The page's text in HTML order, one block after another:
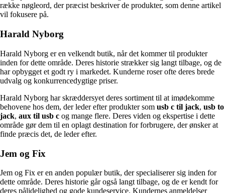
række nøgleord, der præcist beskriver de produkter, som denne artikel
vil fokusere på.
Harald Nyborg
Harald Nyborg er en velkendt butik, når det kommer til produkter
inden for dette område. Deres historie strækker sig langt tilbage, og de
har opbygget et godt ry i markedet. Kunderne roser ofte deres brede
udvalg og konkurrencedygtige priser.
Harald Nyborg har skræddersyet deres sortiment til at imødekomme
behovene hos dem, der leder efter produkter som usb c til jack, usb to
jack, aux til usb c og mange flere. Deres viden og ekspertise i dette
område gør dem til en oplagt destination for forbrugere, der ønsker at
finde præcis det, de leder efter.
Jem og Fix
Jem og Fix er en anden populær butik, der specialiserer sig inden for
dette område. Deres historie går også langt tilbage, og de er kendt for
deres pålidelighed og gode kundeservice. Kundernes anmeldelser